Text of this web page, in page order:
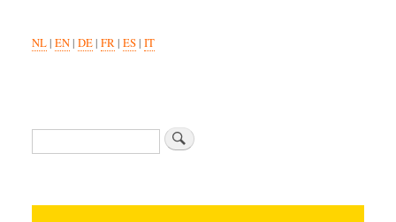
NL| EN| DE| FR| ES| IT
Zoeken